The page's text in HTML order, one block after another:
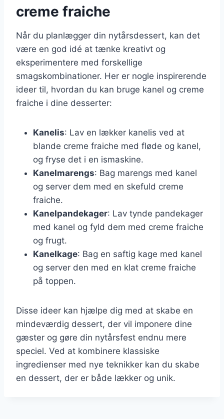
creme fraiche
Når du planlægger din nytårsdessert, kan det
være en god idé at tænke kreativt og
eksperimentere med forskellige
smagskombinationer. Her er nogle inspirerende
ideer til, hvordan du kan bruge kanel og creme
fraiche i dine desserter:
Kanelis: Lav en lækker kanelis ved at
blande creme fraiche med fløde og kanel,
og fryse det i en ismaskine.
Kanelmarengs: Bag marengs med kanel
og server dem med en skefuld creme
fraiche.
Kanelpandekager: Lav tynde pandekager
med kanel og fyld dem med creme fraiche
og frugt.
Kanelkage: Bag en saftig kage med kanel
og server den med en klat creme fraiche
på toppen.
Disse ideer kan hjælpe dig med at skabe en
mindeværdig dessert, der vil imponere dine
gæster og gøre din nytårsfest endnu mere
speciel. Ved at kombinere klassiske
ingredienser med nye teknikker kan du skabe
en dessert, der er både lækker og unik.